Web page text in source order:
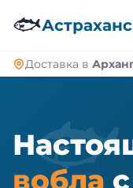
🐟
Доставка в
🐟
вобла